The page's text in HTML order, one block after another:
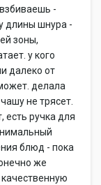
-
длины шнура -
зоны,
у кого
далеко от
делала
не трясет.
есть ручка для
блюд - пока
же